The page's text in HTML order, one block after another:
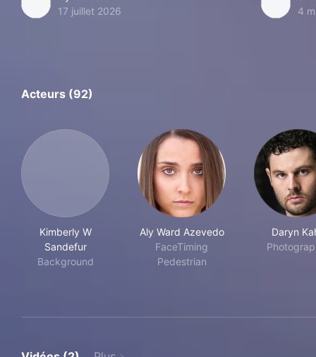
17 juillet 2026
4
Acteurs (92)
Kimberly W
Sandefur
Background
Aly Ward Azevedo
FaceTiming
Pedestrian
Daryn